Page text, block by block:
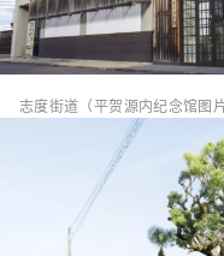
志度街道（平贺源内纪念馆图片